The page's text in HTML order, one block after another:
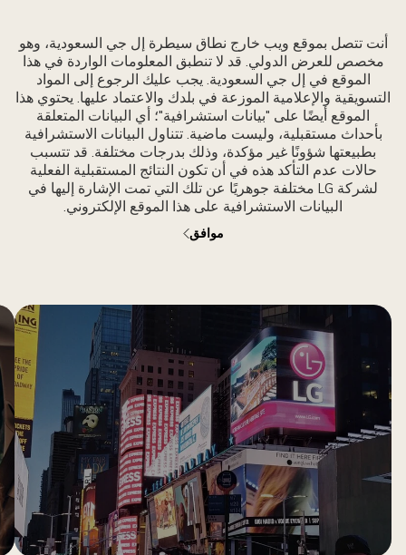
غروب
الشمس
قمة
أنت تتصل بموقع ويب خارج نطاق سيطرة إل جي السعودية، وهو
مخصص للعرض الدولي. قد لا تنطبق المعلومات الواردة في هذا
الموقع في إل جي السعودية. يجب عليك الرجوع إلى المواد
التسويقية والإعلامية الموزعة في بلدك والاعتماد عليها. يحتوي هذا
الموقع أيضًا على "بيانات استشرافية"؛ أي البيانات المتعلقة
بأحداث مستقبلية، وليست ماضية. تتناول البيانات الاستشرافية
بطبيعتها شؤونًا غير مؤكدة، وذلك بدرجات مختلفة. قد تتسبب
حالات عدم التأكد هذه في أن تكون النتائج المستقبلية الفعلية
لشركة LG مختلفة جوهريًا عن تلك التي تمت الإشارة إليها في
البيانات الاستشرافية على هذا الموقع الإلكتروني.
موافق